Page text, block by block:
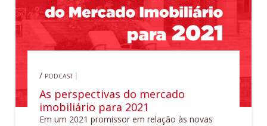
/ PODCAST
As perspectivas do mercado
imobiliário para 2021
Em um 2021 promissor em relação às novas